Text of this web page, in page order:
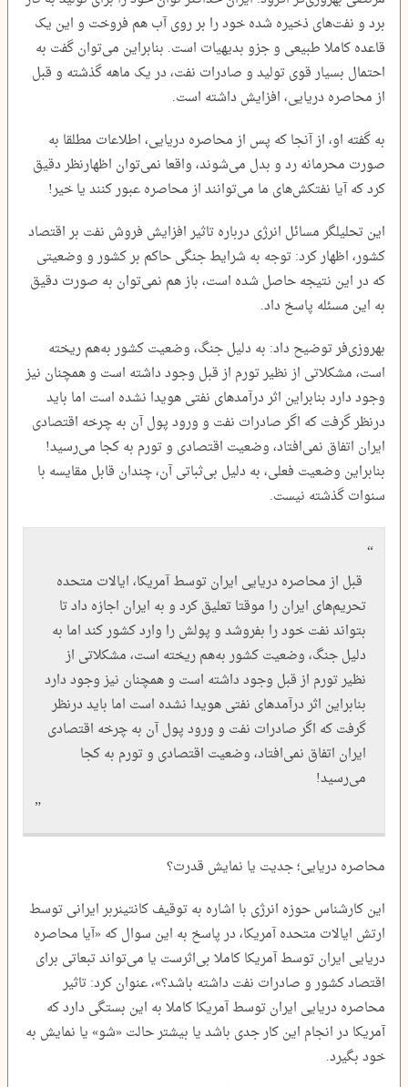
برد و نفت‌های ذخیره شده خود را بر روی آب هم فروخت و این یک
قاعده کاملا طبیعی و جزو بدیهیات است. بنابراین می‌توان گفت به
احتمال بسیار قوی تولید و صادرات نفت، در یک ماهه گذشته و قبل
از محاصره دریایی، افزایش داشته است.
به گفته او، از آنجا که پس از محاصره دریایی، اطلاعات مطلقا به
صورت محرمانه رد و بدل می‌شوند، واقعا نمی‌توان اظهارنظر دقیق
کرد که آیا نفتکش‌های ما می‌توانند از محاصره عبور کنند یا خیر!
این تحلیلگر مسائل انرژی درباره تاثیر افزایش فروش نفت بر اقتصاد
کشور، اظهار کرد: توجه به شرایط جنگی حاکم بر کشور و وضعیتی
که در این نتیجه حاصل شده است، باز هم نمی‌توان به صورت دقیق
به این مسئله پاسخ داد.
بهروزی‌فر توضیح داد: به دلیل جنگ، وضعیت کشور به‌هم ریخته
است، مشکلاتی از نظیر تورم از قبل وجود داشته است و همچنان نیز
وجود دارد بنابراین اثر درآمدهای نفتی هویدا نشده است اما باید
درنظر گرفت که اگر صادرات نفت و ورود پول آن به چرخه اقتصادی
ایران اتفاق نمی‌افتاد، وضعیت اقتصادی و تورم به کجا می‌رسید!
بنابراین وضعیت فعلی، به دلیل بی‌ثباتی آن، چندان قابل مقایسه با
سنوات گذشته نیست.
قبل از محاصره دریایی ایران توسط آمریکا، ایالات متحده
تحریم‌های ایران را موقتا تعلیق کرد و به ایران اجازه داد تا
بتواند نفت خود را بفروشد و پولش را وارد کشور کند اما به
دلیل جنگ، وضعیت کشور به‌هم ریخته است، مشکلاتی از
نظیر تورم از قبل وجود داشته است و همچنان نیز وجود دارد
بنابراین اثر درآمدهای نفتی هویدا نشده است اما باید درنظر
گرفت که اگر صادرات نفت و ورود پول آن به چرخه اقتصادی
ایران اتفاق نمی‌افتاد، وضعیت اقتصادی و تورم به کجا
می‌رسید!
محاصره دریایی؛ جدیت یا نمایش قدرت؟
این کارشناس حوزه انرژی با اشاره به توقیف کانتینربر ایرانی توسط
ارتش ایالات متحده آمریکا، در پاسخ به این سوال که «آیا محاصره
دریایی ایران توسط آمریکا کاملا بی‌اثرست یا می‌تواند تبعاتی برای
اقتصاد کشور و صادرات نفت داشته باشد؟»، عنوان کرد: تاثیر
محاصره دریایی ایران توسط آمریکا کاملا به این بستگی دارد که
آمریکا در انجام این کار جدی باشد یا بیشتر حالت «شو» یا نمایش به
خود بگیرد.